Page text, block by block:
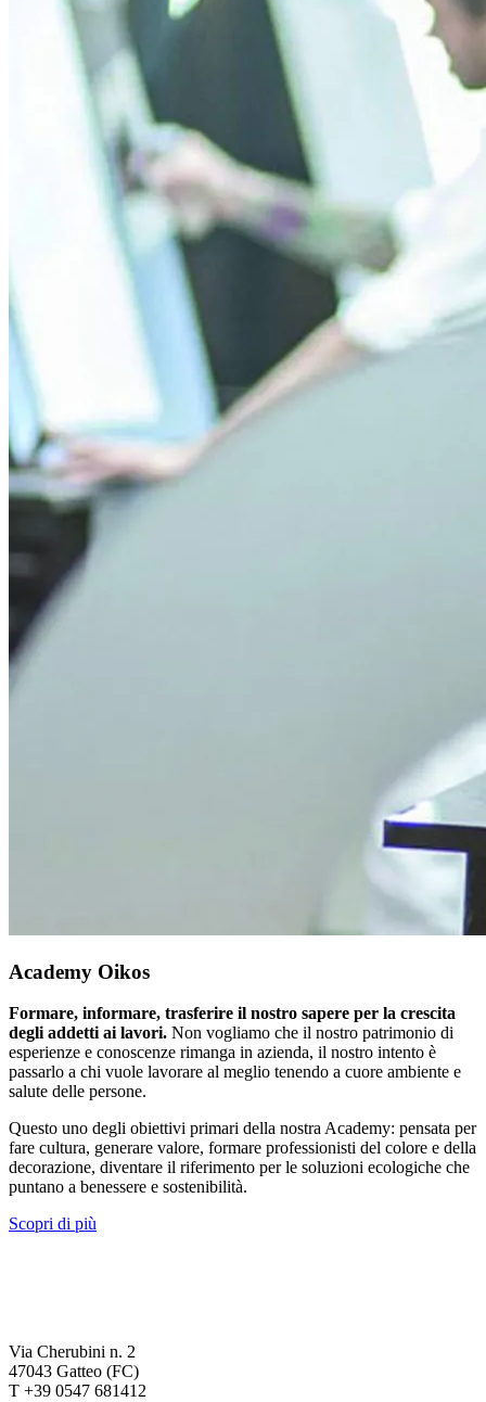
Academy Oikos
Formare, informare, trasferire il nostro sapere per la crescita
degli addetti ai lavori. Non vogliamo che il nostro patrimonio di
esperienze e conoscenze rimanga in azienda, il nostro intento è
passarlo a chi vuole lavorare al meglio tenendo a cuore ambiente e
salute delle persone.
Questo uno degli obiettivi primari della nostra Academy: pensata per
fare cultura, generare valore, formare professionisti del colore e della
decorazione, diventare il riferimento per le soluzioni ecologiche che
puntano a benessere e sostenibilità.
Scopri di più
Via Cherubini n. 2
47043 Gatteo (FC)
T +39 0547 681412